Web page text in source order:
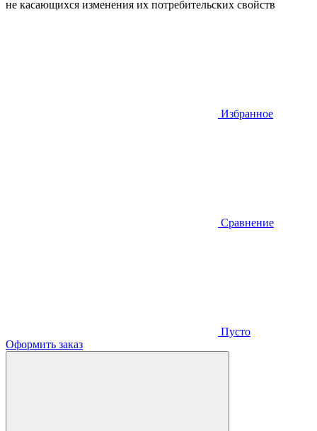
не касающихся изменения их потребительских свойств
Избранное
Сравнение
Пусто
Оформить заказ